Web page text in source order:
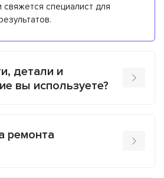
свяжется специалист для
детали и
вы используете?
ремонта